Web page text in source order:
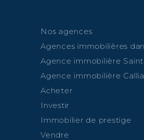
Nos agences
Agences immobilières
Agence immobilière
Agence immobilière
Acheter
Investir
Immobilier de prestige
Vendre